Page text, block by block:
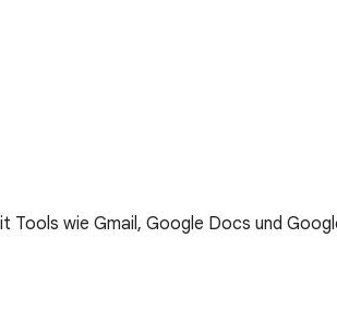
wie Gmail, Google Docs und